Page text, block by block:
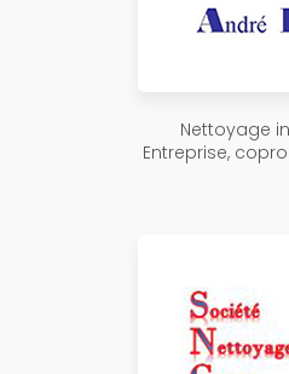
Nettoyage
Entreprise,